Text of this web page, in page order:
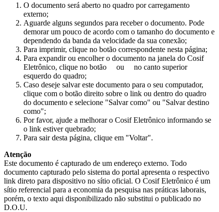
O documento será aberto no quadro por carregamento
externo;
Aguarde alguns segundos para receber o documento. Pode
demorar um pouco de acordo com o tamanho do documento e
dependendo da banda da velocidade da sua conexão;
Para imprimir, clique no botão correspondente nesta página;
Para expandir ou encolher o documento na janela do Cosif
Eletrônico, clique no botão
ou
no canto superior
esquerdo do quadro;
Caso deseje salvar este documento para o seu computador,
clique com o botão direito sobre o link ou dentro do quadro
do documento e selecione "Salvar como" ou "Salvar destino
como";
Por favor, ajude a melhorar o Cosif Eletrônico informando se
o link estiver quebrado;
Para sair desta página, clique em "Voltar".
Atenção
Este documento é capturado de um endereço externo. Todo
documento capturado pelo sistema do portal apresenta o respectivo
link direto para dispositivo no sítio oficial. O Cosif Eletrônico é um
sítio referencial para a economia da pesquisa nas práticas laborais,
porém, o texto aqui disponibilizado não substitui o publicado no
D.O.U.